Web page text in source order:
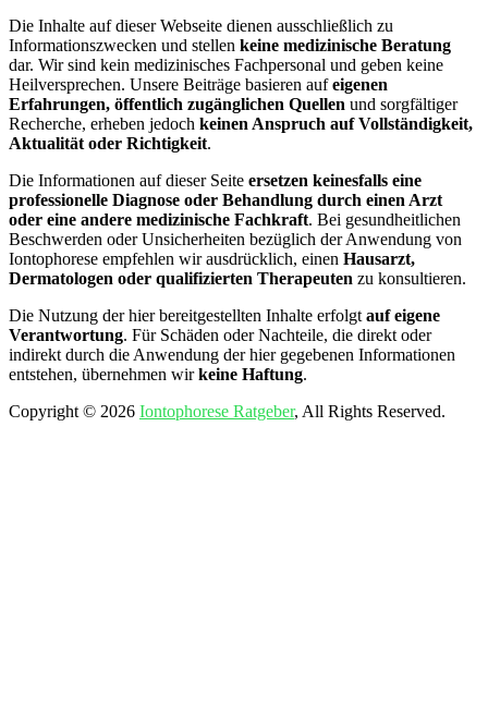
Die Inhalte auf dieser Webseite dienen ausschließlich zu
Informationszwecken und stellen keine medizinische Beratung
dar. Wir sind kein medizinisches Fachpersonal und geben keine
Heilversprechen. Unsere Beiträge basieren aufeigenen
Erfahrungen, öffentlich zugänglichen Quellen und sorgfältiger
Recherche, erheben jedoch keinen Anspruch auf Vollständigkeit,
Aktualität oder Richtigkeit.
Die Informationen auf dieser Seite ersetzen keinesfalls eine
professionelle Diagnose oder Behandlung durch einen Arzt
oder eine andere medizinische Fachkraft. Bei gesundheitlichen
Beschwerden oder Unsicherheiten bezüglich der Anwendung von
Iontophorese empfehlen wir ausdrücklich, einen Hausarzt,
Dermatologen oder qualifizierten Therapeuten zu konsultieren.
Die Nutzung der hier bereitgestellten Inhalte erfolgt auf eigene
Verantwortung. Für Schäden oder Nachteile, die direkt oder
indirekt durch die Anwendung der hier gegebenen Informationen
entstehen, übernehmen wirkeine Haftung.
Copyright © 2026 Iontophorese Ratgeber, All Rights Reserved.